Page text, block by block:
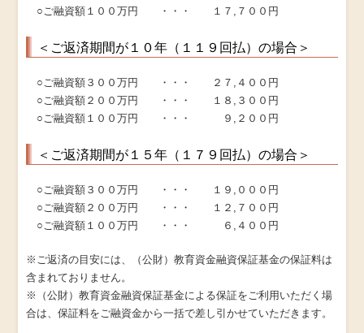
○ご融資額１００万円 ・・・ １７,７００円
＜ご返済期間が１０年（１１９回払）の場合＞
○ご融資額３００万円 ・・・ ２７,４００円
○ご融資額２００万円 ・・・ １８,３００円
○ご融資額１００万円 ・・・ ９,２００円
＜ご返済期間が１５年（１７９回払）の場合＞
○ご融資額３００万円 ・・・ １９,０００円
○ご融資額２００万円 ・・・ １２,７００円
○ご融資額１００万円 ・・・ ６,４００円
※ご返済の目安には、（公財）教育資金融資保証基金の保証料は
含まれておりません。
※（公財）教育資金融資保証基金による保証をご利用いただく場
合は、保証料をご融資金から一括で差し引かせていただきます。